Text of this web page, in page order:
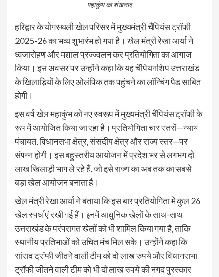
महाकुंभ का शंखनाद
हरिद्वार के योगस्थली खेल परिसर में मुख्यमंत्री चैंपियंस ट्रॉफी
2025-26 का भव्य शुभारंभ हो गया है। खेल मंत्री रेखा आर्या ने
ध्वजारोहण और मशाल प्रज्ज्वलन कर प्रतियोगिता का आगाज
किया। इस अवसर पर उन्होंने कहा कि यह चैंपियनशिप उत्तराखंड
के खिलाड़ियों के लिए ओलंपिक तक पहुंचने का लॉन्चिंग पैड साबित
होगी।
इस वर्ष खेल महाकुंभ को नए स्वरूप में मुख्यमंत्री चैंपियंस ट्रॉफी के
रूप में आयोजित किया जा रहा है। प्रतियोगिता चार स्तरों—न्याय
पंचायत, विधानसभा क्षेत्र, संसदीय क्षेत्र और राज्य स्तर—पर
संपन्न होगी। इस बहुस्तरीय आयोजन में प्रदेश भर से लगभग दो
लाख खिलाड़ी भाग ले रहे हैं, जो इसे राज्य का अब तक का सबसे
बड़ा खेल आयोजन बनाता है।
खेल मंत्री रेखा आर्या ने बताया कि इस बार प्रतियोगिता में कुल 26
खेल स्पर्धाएं रखी गई हैं। इनमें आधुनिक खेलों के साथ-साथ
उत्तराखंड के परंपरागत खेलों को भी शामिल किया गया है, ताकि
स्थानीय प्रतिभाओं को उचित मंच मिल सके। उन्होंने कहा कि
सांसद ट्रॉफी जीतने वाली टीम को दो लाख रुपये और विधानसभा
ट्रॉफी जीतने वाली टीम को भी दो लाख रुपये की नगद पुरस्कार